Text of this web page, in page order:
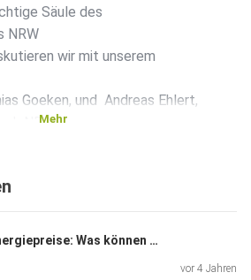
Säule des
NRW
wir mit unserem
Goeken, und Andreas Ehlert,
NRW.
Mehr
Steigende Energiepreise: Was können wir tun um zu entlasten? — mit Dr. Christian Untrieser & Holger Gassner
vor 4 Jahren